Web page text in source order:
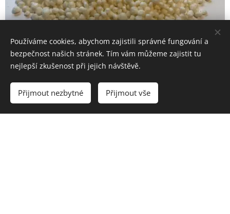
Používáme cookies, abychom zajistili správné fungování a
bezpečnost našich stránek. Tím vám můžeme zajistit tu
nejlepší zkušenost při jejich návštěvě.
Přijmout nezbytné Přijmout vše